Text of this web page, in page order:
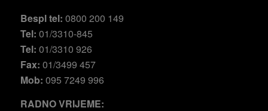
Bespl tel: 0800 200 149
Tel: 01/3310-845
Tel: 01/3310 926
Fax: 01/3499 457
Mob: 095 7249 996
RADNO VRIJEME: